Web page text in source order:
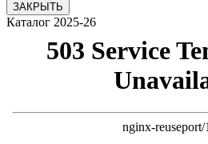
ЗАКРЫТЬ
Каталог 2025-26